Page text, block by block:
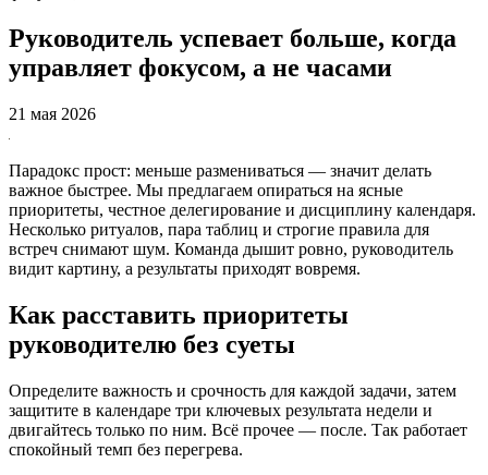
Руководитель успевает больше, когда
управляет фокусом, а не часами
21 мая 2026
Парадокс прост: меньше размениваться — значит делать
важное быстрее. Мы предлагаем опираться на ясные
приоритеты, честное делегирование и дисциплину календаря.
Несколько ритуалов, пара таблиц и строгие правила для
встреч снимают шум. Команда дышит ровно, руководитель
видит картину, а результаты приходят вовремя.
Как расставить приоритеты
руководителю без суеты
Определите важность и срочность для каждой задачи, затем
защитите в календаре три ключевых результата недели и
двигайтесь только по ним. Всё прочее — после. Так работает
спокойный темп без перегрева.